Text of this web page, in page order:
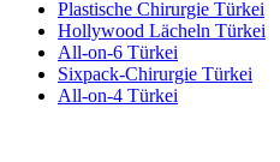
Plastische Chirurgie Türkei
Hollywood Lächeln Türkei
All-on-6 Türkei
Sixpack-Chirurgie Türkei
All-on-4 Türkei